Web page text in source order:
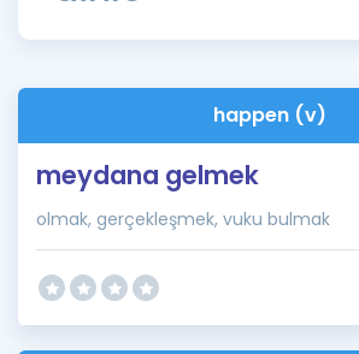
İngilizce Gramer
happen (v)
meydana gelmek
olmak, gerçekleşmek, vuku bulmak